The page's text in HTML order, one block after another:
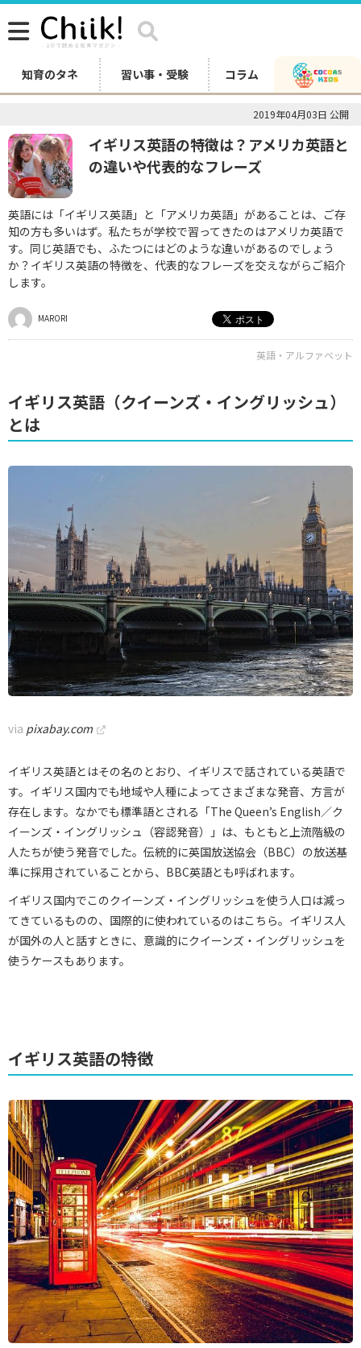
知育のタネ 習い事・受験 コラム
2019年04月03日 公開
イギリス英語の特徴は？アメリカ英語と
の違いや代表的なフレーズ
英語には「イギリス英語」と「アメリカ英語」があることは、ご存
知の方も多いはず。私たちが学校で習ってきたのはアメリカ英語で
す。同じ英語でも、ふたつにはどのような違いがあるのでしょう
か？イギリス英語の特徴を、代表的なフレーズを交えながらご紹介
します。
MARORI
英語・アルファベット
イギリス英語（クイーンズ・イングリッシュ）
とは
via pixabay.com
イギリス英語とはその名のとおり、イギリスで話されている英語で
す。イギリス国内でも地域や人種によってさまざまな発音、方言が
存在します。なかでも標準語とされる「The Queen’s English／ク
イーンズ・イングリッシュ（容認発音）」は、もともと上流階級の
人たちが使う発音でした。伝統的に英国放送協会（BBC）の放送基
準に採用されていることから、BBC英語とも呼ばれます。
イギリス国内でこのクイーンズ・イングリッシュを使う人口は減っ
てきているものの、国際的に使われているのはこちら。イギリス人
が国外の人と話すときに、意識的にクイーンズ・イングリッシュを
使うケースもあります。
イギリス英語の特徴